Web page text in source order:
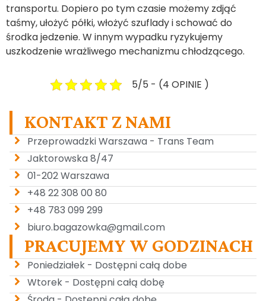
transportu. Dopiero po tym czasie możemy zdjąć
taśmy, ułożyć półki, włożyć szuflady i schować do
środka jedzenie. W innym wypadku ryzykujemy
uszkodzenie wrażliwego mechanizmu chłodzącego.
5/5 - (4 OPINIE )
KONTAKT Z NAMI
Przeprowadzki Warszawa - Trans Team
Jaktorowska 8/47
01-202 Warszawa
+48 22 308 00 80
+48 783 099 299
biuro.bagazowka@gmail.com
PRACUJEMY W GODZINACH
Poniedziałek - Dostępni całą dobe
Wtorek - Dostępni całą dobę